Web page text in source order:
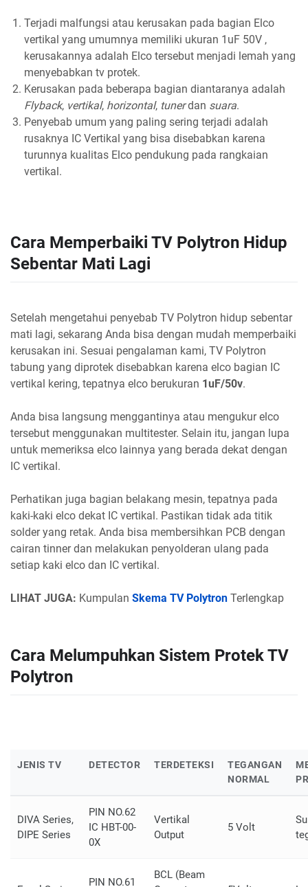
Terjadi malfungsi atau kerusakan pada bagian Elco
vertikal yang umumnya memiliki ukuran 1uF 50V ,
kerusakannya adalah Elco tersebut menjadi lemah yang
menyebabkan tv protek.
Kerusakan pada beberapa bagian diantaranya adalah
Flyback, vertikal, horizontal, tunerdan suara.
Penyebab umum yang paling sering terjadi adalah
rusaknya IC Vertikal yang bisa disebabkan karena
turunnya kualitas Elco pendukung pada rangkaian
vertikal.
Cara Memperbaiki TV Polytron Hidup
Sebentar Mati Lagi
Setelah mengetahui penyebab TV Polytron hidup sebentar
mati lagi, sekarang Anda bisa dengan mudah memperbaiki
kerusakan ini. Sesuai pengalaman kami, TV Polytron
tabung yang diprotek disebabkan karena elco bagian IC
vertikal kering, tepatnya elco berukuran 1uF/50v.
Anda bisa langsung menggantinya atau mengukur elco
tersebut menggunakan multitester. Selain itu, jangan lupa
untuk memeriksa elco lainnya yang berada dekat dengan
IC vertikal.
Perhatikan juga bagian belakang mesin, tepatnya pada
kaki-kaki elco dekat IC vertikal. Pastikan tidak ada titik
solder yang retak. Anda bisa membersihkan PCB dengan
cairan tinner dan melakukan penyolderan ulang pada
setiap kaki elco dan IC vertikal.
LIHAT JUGA: Kumpulan Skema TV Polytron Terlengkap
Cara Melumpuhkan Sistem Protek TV
Polytron
JENIS TV DETECTOR TERDETEKSI
TEGANGAN
NORMAL
DIVA Series,
DIPE Series
PIN NO.62
IC HBT-00-
0X
Vertikal
Output
5 Volt
PIN NO.61
BCL (Beam